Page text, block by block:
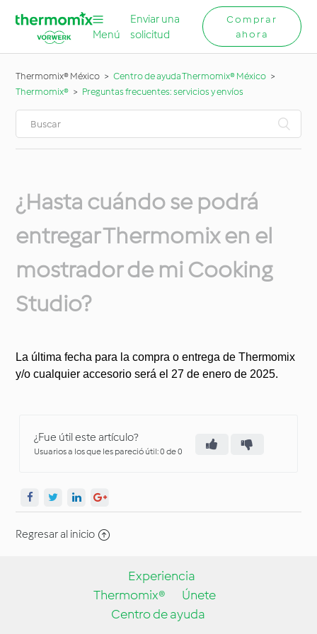
Menú
Enviar una
solicitud
Comprar
ahora
Thermomix® México
Centro de ayuda Thermomix® México
Thermomix®
Preguntas frecuentes: servicios y envíos
¿Hasta cuándo se podrá
entregar Thermomix en el
mostrador de mi Cooking
Studio?
La última fecha para la compra o entrega de Thermomix
y/o cualquier accesorio será el 27 de enero de 2025.
¿Fue útil este artículo?
Usuarios a los que les pareció útil: 0 de 0
Regresar al inicio
Experiencia
Thermomix®
Únete
Centro de ayuda